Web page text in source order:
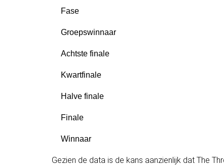
Fase
Groepswinnaar
Achtste finale
Kwartfinale
Halve finale
Finale
Winnaar
Gezien de data is de kans aanzienlijk dat The